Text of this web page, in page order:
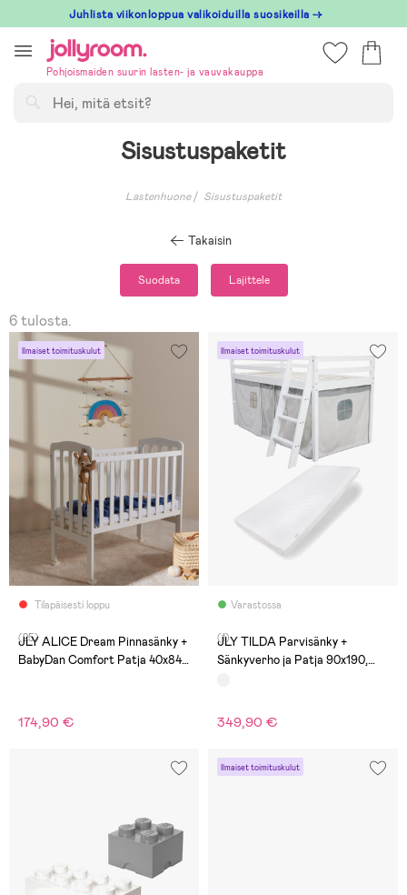
till
innehållet
Juhlista viikonloppua valikoiduilla suosikeilla →
Pohjoismaiden suurin lasten- ja vauvakauppa
Sisustuspaketit
Lastenhuone Sisustuspaketit
Takaisin
Suodata Lajittele
6 tulosta.
Ilmaiset toimituskulut
Tilapäisesti loppu
(25)
JLY ALICE Dream Pinnasänky +
BabyDan Comfort Patja 40x84,
174,90 €
Ilmaiset toimituskulut
Varastossa
(1)
JLY TILDA Parvisänky +
Sänkyverho ja Patja 90x190,
349,90 €
Ilmaiset toimituskulut